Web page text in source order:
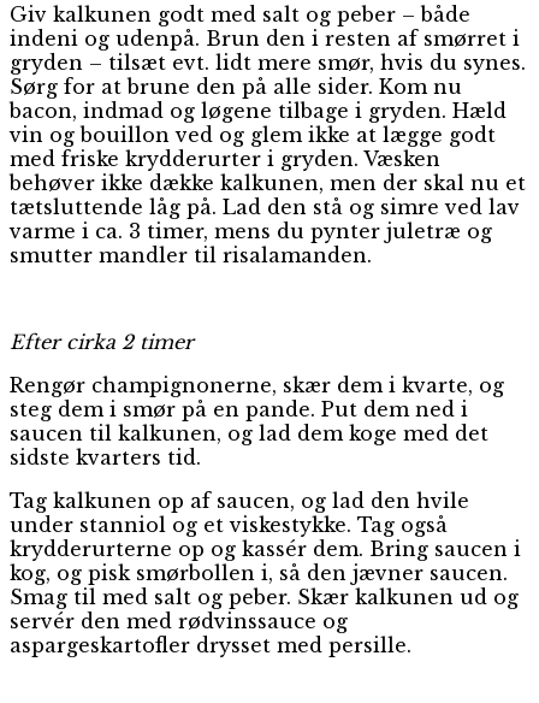
Giv kalkunen godt med salt og peber – både
indeni og udenpå. Brun den i resten af smørret i
gryden – tilsæt evt. lidt mere smør, hvis du synes.
Sørg for at brune den på alle sider. Kom nu
bacon, indmad og løgene tilbage i gryden. Hæld
vin og bouillon ved og glem ikke at lægge godt
med friske krydderurter i gryden. Væsken
behøver ikke dække kalkunen, men der skal nu et
tætsluttende låg på. Lad den stå og simre ved lav
varme i ca. 3 timer, mens du pynter juletræ og
smutter mandler til risalamanden.
Efter cirka 2 timer
Rengør champignonerne, skær dem i kvarte, og
steg dem i smør på en pande. Put dem ned i
saucen til kalkunen, og lad dem koge med det
sidste kvarters tid.
Tag kalkunen op af saucen, og lad den hvile
under stanniol og et viskestykke. Tag også
krydderurterne op og kassér dem. Bring saucen i
kog, og pisk smørbollen i, så den jævner saucen.
Smag til med salt og peber. Skær kalkunen ud og
servér den med rødvinssauce og
aspargeskartofler drysset med persille.